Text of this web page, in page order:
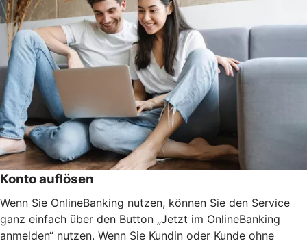
Konto auflösen
Wenn Sie OnlineBanking nutzen, können Sie den Service
ganz einfach über den Button „Jetzt im OnlineBanking
anmelden“ nutzen. Wenn Sie Kundin oder Kunde ohne